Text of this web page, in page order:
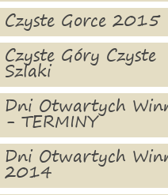
Czyste Gorce 2015
Czyste Góry Czyste
Szlaki
Dni Otwartych
- TERMINY
Dni Otwartych
2014